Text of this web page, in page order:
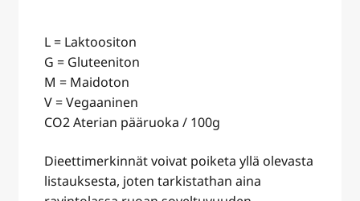
L = Laktoositon
G = Gluteeniton
M = Maidoton
V = Vegaaninen
CO2 Aterian pääruoka / 100g
Dieettimerkinnät voivat poiketa yllä olevasta
listauksesta, joten tarkistathan aina